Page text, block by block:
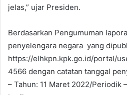
jelas,” ujar Presiden.
Berdasarkan Pengumuman
penyelengara negara yang
https://elhkpn.kpk.go.id/portal/
4566 dengan catatan tanggal
– Tahun: 11 Maret 2022/Periodik